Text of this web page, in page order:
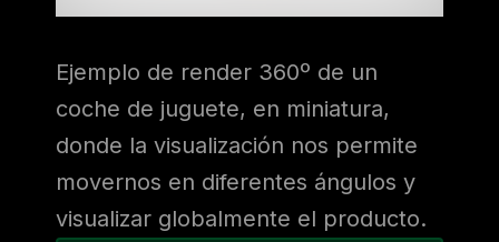
Ejemplo de render 360º de un
coche de juguete, en miniatura,
donde la visualización nos permite
movernos en diferentes ángulos y
visualizar globalmente el producto.